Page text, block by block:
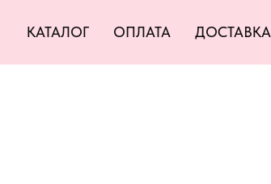
КАТАЛОГ ОПЛАТА ДОСТАВКА